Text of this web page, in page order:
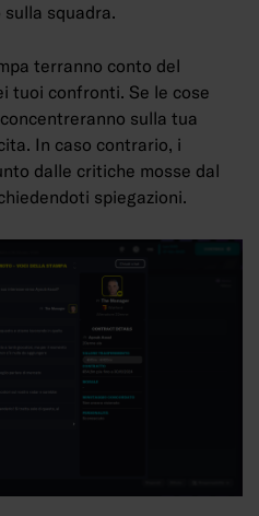
squadra.
terranno conto del
tuoi confronti. Se le cose
sulla tua
In caso contrario, i
dalle critiche mosse dal
spiegazioni.